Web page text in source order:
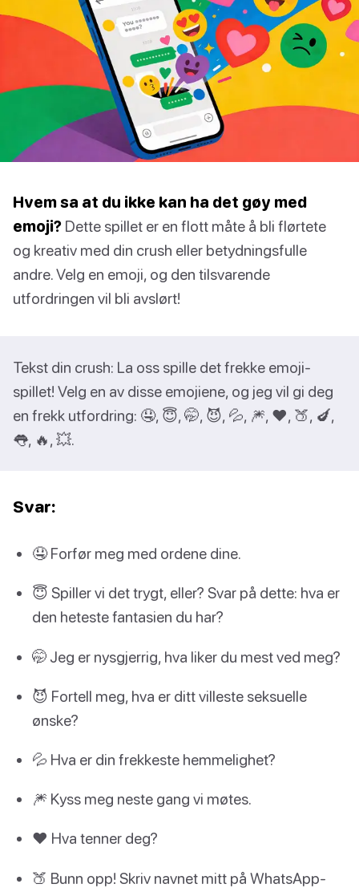
Hvem sa at du ikke kan ha det gøy med
emoji? Dette spillet er en flott måte å bli flørtete
og kreativ med din crush eller betydningsfulle
andre. Velg en emoji, og den tilsvarende
utfordringen vil bli avslørt!
Tekst din crush: La oss spille det frekke emoji-
spillet! Velg en av disse emojiene, og jeg vil gi deg
en frekk utfordring: 🤤, 😇, 🤭, 😈, 💦, 🎆, ❤️, 🍑, 🍆,
👅, 🔥, 💥.
Svar:
🤤 Forfør meg med ordene dine.
😇 Spiller vi det trygt, eller? Svar på dette: hva er
den heteste fantasien du har?
🤭 Jeg er nysgjerrig, hva liker du mest ved meg?
😈 Fortell meg, hva er ditt villeste seksuelle
ønske?
💦 Hva er din frekkeste hemmelighet?
🎆 Kyss meg neste gang vi møtes.
❤️ Hva tenner deg?
🍑 Bunn opp! Skriv navnet mitt på WhatsApp-